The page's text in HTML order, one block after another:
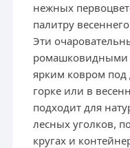
нежных
палитру
Эти
ромашковидными
ярким ковром под
горке или в
подходит для
лесных уголков,
кругах и